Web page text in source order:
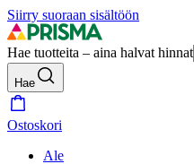
Siirry suoraan sisältöön
Hae tuotteita – aina halvat hinnat
Hae
Ostoskori
Ale